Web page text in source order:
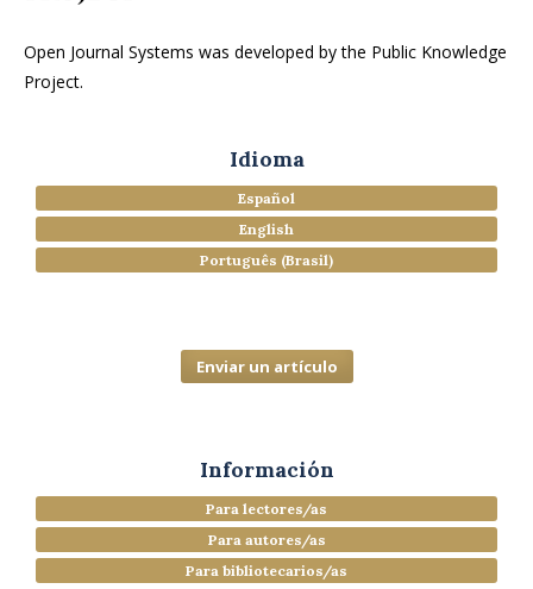
Open Journal Systems was developed by the Public Knowledge
Project.
Idioma
Español
English
Português (Brasil)
Enviar un artículo
Información
Para lectores/as
Para autores/as
Para bibliotecarios/as